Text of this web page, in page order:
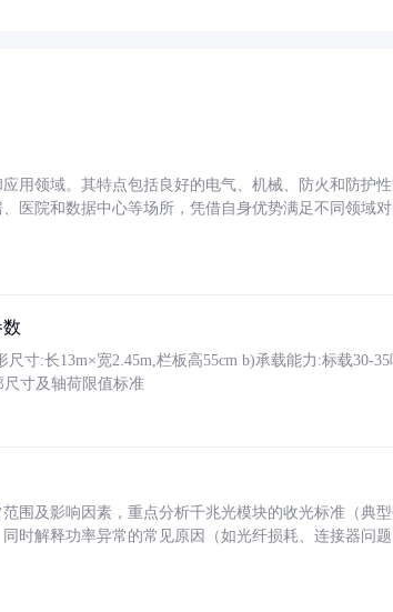
用领域。其特点包括良好的电气、机械、防火和防护
医院和数据中心等场所，凭借自身优势满足不同领域
寸:长13m×宽2.45m,栏板高55cm b)承载能力:标载30-
寸及轴荷限值标准
围及影响因素，重点分析千兆光模块的收光标准（典
时解释功率异常的常见原因（如光纤损耗、连接器问